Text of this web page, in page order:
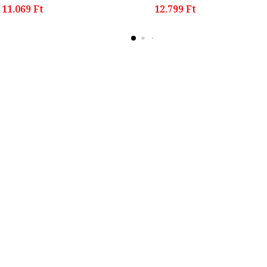
11.069 Ft 12.799 Ft